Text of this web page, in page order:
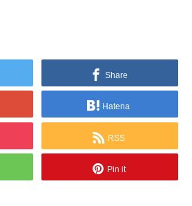
Share
Hatena
RSS
Pin it